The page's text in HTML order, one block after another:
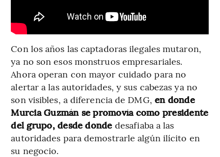
Con los años las captadoras ilegales mutaron,
ya no son esos monstruos empresariales.
Ahora operan con mayor cuidado para no
alertar a las autoridades, y sus cabezas ya no
son visibles, a diferencia de DMG, en donde
Murcia Guzmán se promovía como presidente
del grupo, desde donde desafiaba a las
autoridades para demostrarle algún ilícito en
su negocio.